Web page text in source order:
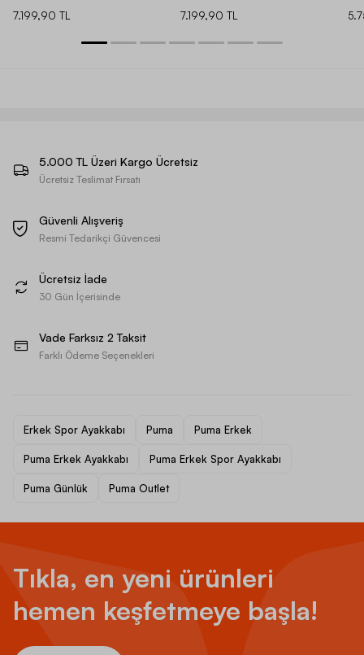
7.199,90 TL 7.199,90 TL
5.000 TL Üzeri Kargo Ücretsiz
Ücretsiz Teslimat Fırsatı
Güvenli Alışveriş
Resmi Tedarikçi Güvencesi
Ücretsiz İade
30 Gün İçerisinde
Vade Farksız 2 Taksit
Farklı Ödeme Seçenekleri
Erkek Spor Ayakkabı Puma Puma Erkek
Puma Erkek Ayakkabı Puma Erkek Spor Ayakkabı
Puma Günlük Puma Outlet
Tıkla, en yeni ürünleri
hemen keşfetmeye başla!